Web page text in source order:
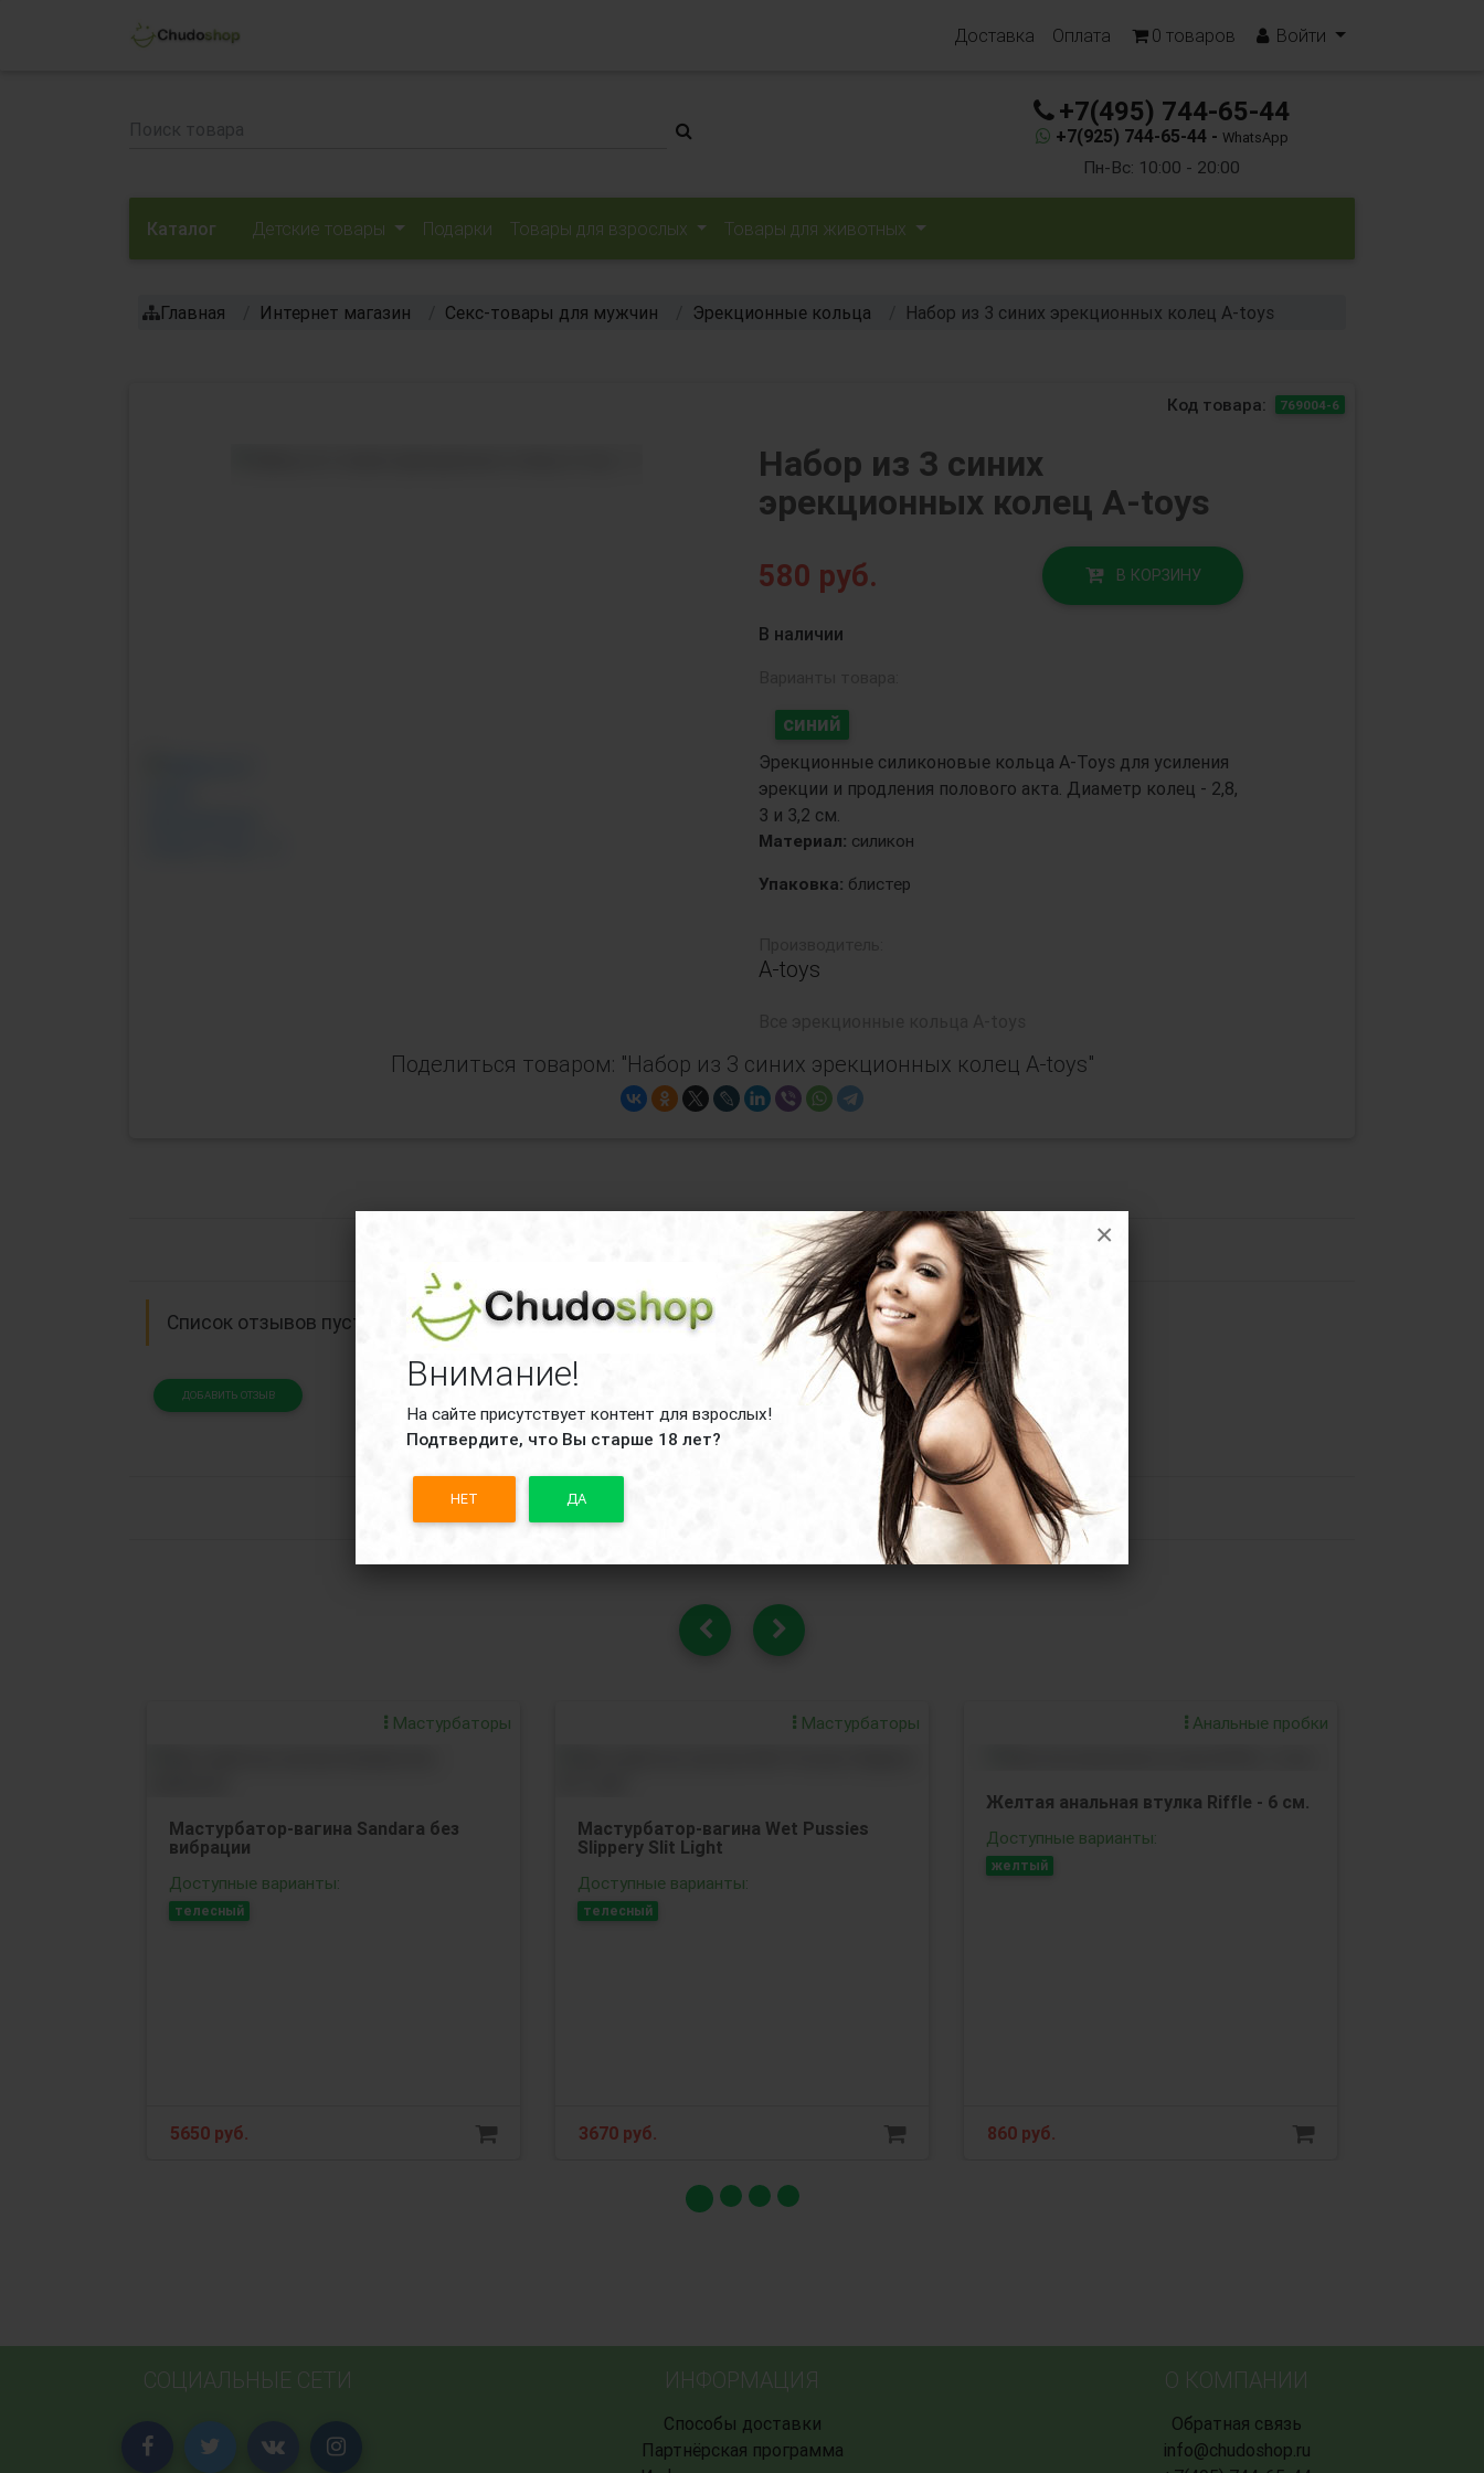
Внимание!
На сайте присутствует контент для взрослых!
Подтвердите, что Вы старше 18 лет?
НЕТ ДА
×
Доставка Оплата 0 товаров Войти
+7(495) 744-65-44
+7(925) 744-65-44 - WhatsApp
Пн-Вс: 10:00 - 20:00
Каталог Детские товары Подарки Товары для взрослых Товары для животных
Главная Интернет магазин Секс-товары для мужчин Эрекционные кольца Набор из 3 синих эрекционных колец A-toys
Код товара: 769004-6
Набор из 3 синих
эрекционных колец A-toys
580 руб. В КОРЗИНУ
В наличии
синий
Эрекционные силиконовые кольца A-Toys для усиления
эрекции и продления полового акта. Диаметр колец - 2,8,
3 и 3,2 см.
Материал: силикон
Упаковка: блистер
A-toys
Поделиться товаром: "Набор из 3 синих эрекционных колец A-toys"
Отзывы о Набор из 3 синих эрекционных колец A-toys
Список отзывов пуст.
ДОБАВИТЬ ОТЗЫВ
Мастурбаторы
Мастурбатор-вагина Sandara без
вибрации
Доступные варианты:
телесный
5650 руб.
Мастурбаторы
Мастурбатор-вагина Wet Pussies
Slippery Slit Light
Доступные варианты:
телесный
3670 руб.
Анальные пробки
Желтая анальная втулка Riffle - 6 см.
Доступные варианты:
желтый
860 руб.
СОЦИАЛЬНЫЕ СЕТИ ИНФОРМАЦИЯ
Способы доставки
Партнёрская программа
О КОМПАНИИ
Обратная связь
info@chudoshop.ru